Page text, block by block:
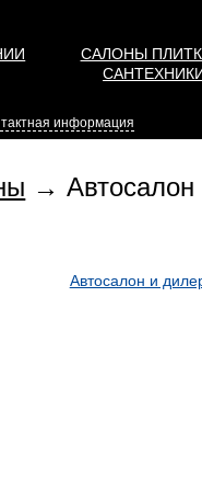
САЛОНЫ
информация
→ Автосалон
Автосалон и